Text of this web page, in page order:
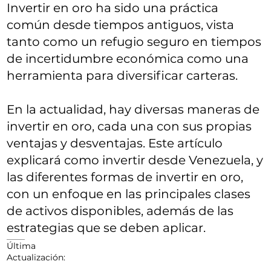
Invertir en oro ha sido una práctica
común desde tiempos antiguos, vista
tanto como un refugio seguro en tiempos
de incertidumbre económica como una
herramienta para diversificar carteras.
En la actualidad, hay diversas maneras de
invertir en oro, cada una con sus propias
ventajas y desventajas. Este artículo
explicará como invertir desde Venezuela, y
las diferentes formas de invertir en oro,
con un enfoque en las principales clases
de activos disponibles, además de las
estrategias que se deben aplicar.
Última
Actualización: